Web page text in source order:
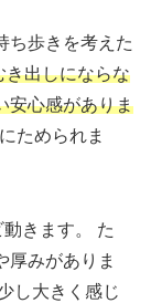
ち歩きを考えた
き出しにならな
安心感がありま
ためられま
きます。 た
厚みがありま
し大きく感じ